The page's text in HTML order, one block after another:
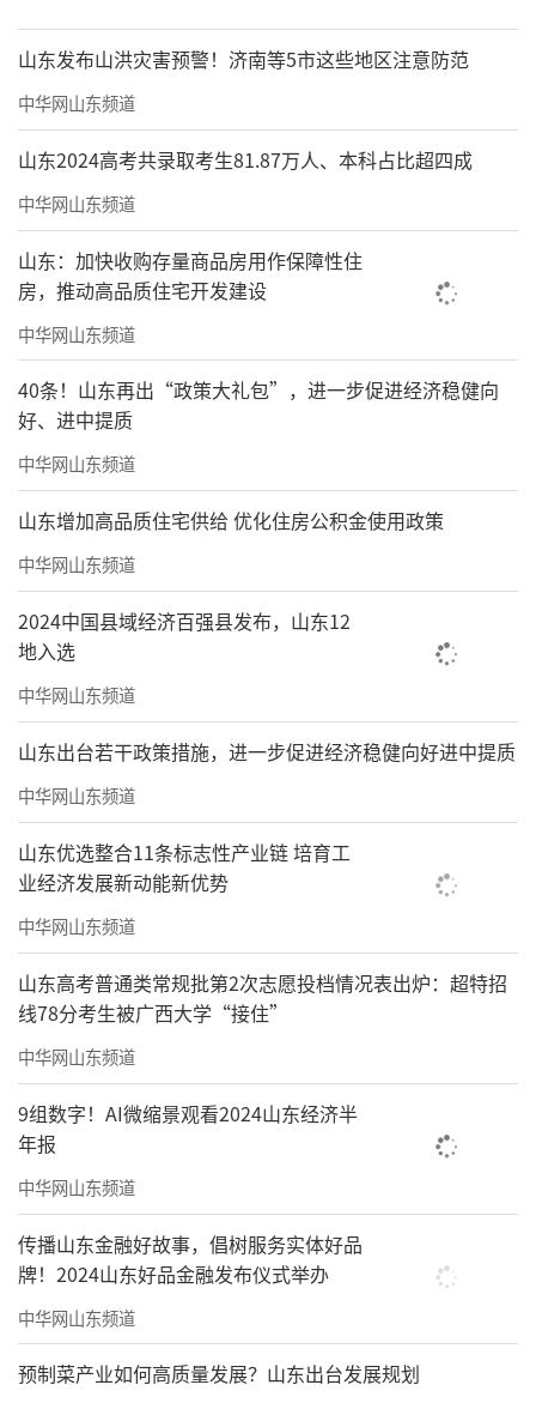
山东发布山洪灾害预警！济南等5市这些地区注意防范
中华网山东频道
山东2024高考共录取考生81.87万人、本科占比超四成
中华网山东频道
山东：加快收购存量商品房用作保障性住
房，推动高品质住宅开发建设
中华网山东频道
40条！山东再出“政策大礼包”，进一步促进经济稳健向
好、进中提质
中华网山东频道
山东增加高品质住宅供给 优化住房公积金使用政策
中华网山东频道
2024中国县域经济百强县发布，山东12
地入选
中华网山东频道
山东出台若干政策措施，进一步促进经济稳健向好进中提质
中华网山东频道
山东优选整合11条标志性产业链 培育工
业经济发展新动能新优势
中华网山东频道
山东高考普通类常规批第2次志愿投档情况表出炉：超特招
线78分考生被广西大学“接住”
中华网山东频道
9组数字！AI微缩景观看2024山东经济半
年报
中华网山东频道
传播山东金融好故事，倡树服务实体好品
牌！2024山东好品金融发布仪式举办
中华网山东频道
预制菜产业如何高质量发展？山东出台发展规划